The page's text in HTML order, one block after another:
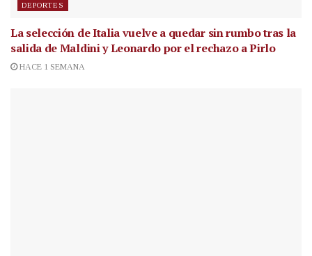
DEPORTES
La selección de Italia vuelve a quedar sin rumbo tras la
salida de Maldini y Leonardo por el rechazo a Pirlo
HACE 1 SEMANA